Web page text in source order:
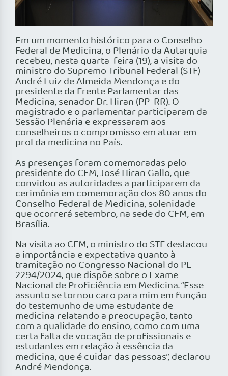
Em um momento histórico para o Conselho
Federal de Medicina, o Plenário da Autarquia
recebeu, nesta quarta-feira (19), a visita do
ministro do Supremo Tribunal Federal (STF)
André Luiz de Almeida Mendonça e do
presidente da Frente Parlamentar das
Medicina, senador Dr. Hiran (PP-RR). O
magistrado e o parlamentar participaram da
Sessão Plenária e expressaram aos
conselheiros o compromisso em atuar em
prol da medicina no País.
As presenças foram comemoradas pelo
presidente do CFM, José Hiran Gallo, que
convidou as autoridades a participarem da
cerimônia em comemoração dos 80 anos do
Conselho Federal de Medicina, solenidade
que ocorrerá setembro, na sede do CFM, em
Brasília.
Na visita ao CFM, o ministro do STF destacou
a importância e expectativa quanto à
tramitação no Congresso Nacional do PL
2294/2024, que dispõe sobre o Exame
Nacional de Proficiência em Medicina. “Esse
assunto se tornou caro para mim em função
do testemunho de uma estudante de
medicina relatando a preocupação, tanto
com a qualidade do ensino, como com uma
certa falta de vocação de profissionais e
estudantes em relação à essência da
medicina, que é cuidar das pessoas”, declarou
André Mendonça.